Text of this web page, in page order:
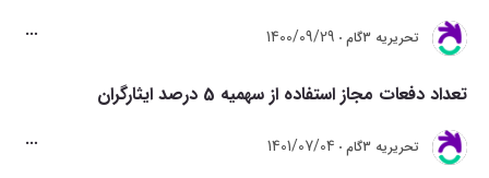
تحريريه 3گام 1400/09/29
تعداد دفعات مجاز استفاده از سهمیه 5 درصد ایثارگران
تحريريه 3گام 1401/07/04